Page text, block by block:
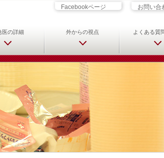
をめざす君へ 救急科
Facebookページ お問い合
医の詳細 外からの視点 よくある質